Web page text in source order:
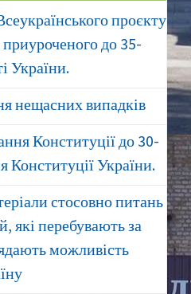
проєкту
приуроченого до 35-
України.
нещасних випадків
Конституції до 30-
Конституції України.
стосовно питань
які перебувають за
можливість